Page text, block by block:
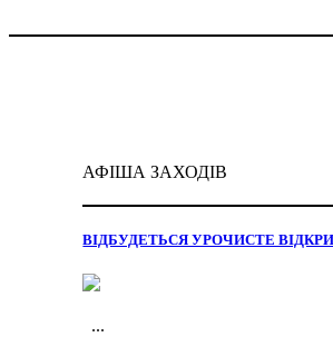
АФІША ЗАХОДІВ
ВІДБУДЕТЬСЯ УРОЧИСТЕ
...